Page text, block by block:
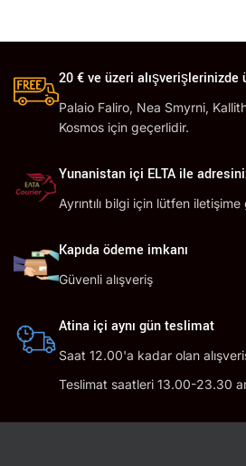
20 € ve üzeri
Palaio Faliro, Nea Smyrni,
Kosmos için geçerlidir.
Yunanistan içi ELTA ile
Ayrıntılı bilgi için lütfen
Kapıda ödeme imkanı
Güvenli alışveriş
Atina içi aynı gün teslimat
Saat 12.00'a kadar olan
Teslimat saatleri 13.00-23.30